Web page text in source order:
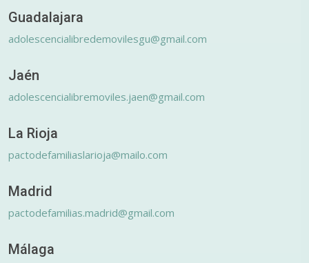
Guadalajara
adolescencialibredemovilesgu@gmail.com
Jaén
adolescencialibremoviles.jaen@gmail.com
La Rioja
pactodefamiliaslarioja@mailo.com
Madrid
pactodefamilias.madrid@gmail.com
Málaga